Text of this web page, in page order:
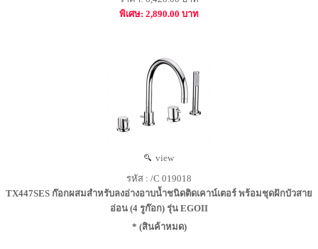
พิเศษ: 2,890.00 บาท
view
รหัส : /C 019018
TX447SES ก๊อกผสมสำหรับลงอ่างอาบน้ำชนิดติดเคาน์เตอร์ พร้อมชุดฝักบัวสาย
อ่อน (4 รูก๊อก) รุ่น EGOII
* (สินค้าหมด)